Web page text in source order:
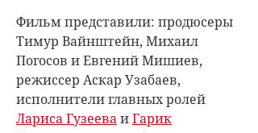
Фильм представили: продюсеры
Тимур Вайнштейн, Михаил
Погосов и Евгений Мишиев,
режиссер Аскар Узабаев,
исполнители главных ролей
Лариса ГузееваиГарик